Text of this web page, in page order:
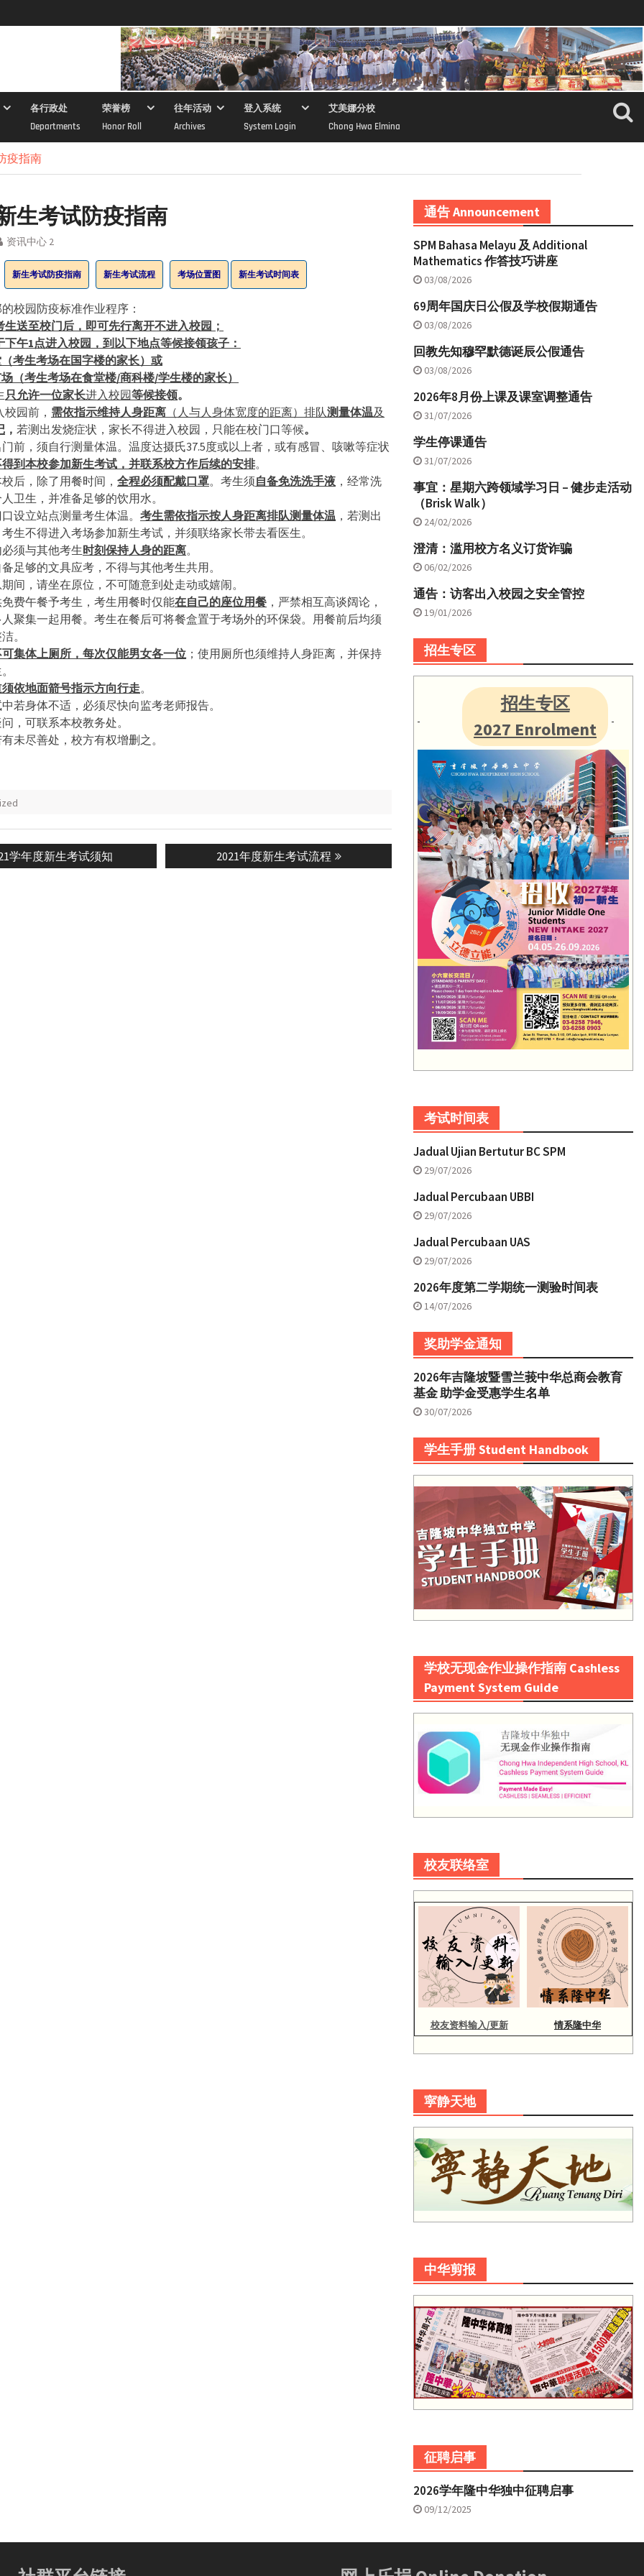
各行政处
Departments
荣誉榜
Honor Roll
往年活动
Archives
登入系统
System Login
艾美娜分校
Chong Hwa Elmina
疫指南
生考试防疫指南
资讯中心 2
新生考试防疫指南 新生考试流程 考场位置图 新生考试时间表
校园防疫标准作业程序：
生送至校门后，即可先行离开不进入校园；
下午1点进入校园，到以下地点等候接领孩子：
考生考场在国字楼的家长）或
（考生考场在食堂楼/商科楼/学生楼的家长）
只允许一位家长进入校园等候接领。
园前， 需依指示维持人身距离 （人与人身体宽度的距离）排队测量体温及
， 若测出发烧症状，家长不得进入校园，只能在校门口等候。
前，须自行测量体温。温度达摄氏37.5度或以上者，或有感冒、咳嗽等症状
到本校参加新生考试，并联系校方作后续的安排。
后，除了用餐时间， 全程必须配戴口罩。考生须自备免洗洗手液 ，经常洗
卫生，并准备足够的饮用水。
设立站点测量考生体温。 考生需依指示按人身距离排队测量体温 ，若测出
生不得进入考场参加新生考试，并须联络家长带去看医生。
须与其他考生时刻保持人身的距离。
足够的文具应考，不得与其他考生共用。
间，请坐在原位，不可随意到处走动或嬉闹。
费午餐予考生，考生用餐时仅能在自己的座位用餐 ，严禁相互高谈阔论，
聚集一起用餐。考生在餐后可将餐盒置于考场外的环保袋。用餐前后均须
。
集体上厕所，每次仅能男女各一位 ；使用厕所也须维持人身距离，并保持
依地面箭号指示方向行走。
若身体不适，必须尽快向监考老师报告。
，可联系本校教务处。
未尽善处，校方有权增删之。
学年度新生考试须知
Next
post:
2021年度新生考试流程
通告 Announcement
SPM Bahasa Melayu 及 Additional
Mathematics 作答技巧讲座
03/08/2026
69周年国庆日公假及学校假期通告
03/08/2026
回教先知穆罕默德诞辰公假通告
03/08/2026
2026年8月份上课及课室调整通告
31/07/2026
学生停课通告
31/07/2026
事宜：星期六跨领域学习日 – 健步走活动
（Brisk Walk）
24/02/2026
澄清：滥用校方名义订货诈骗
06/02/2026
通告：访客出入校园之安全管控
19/01/2026
招生专区
招生专区
2027 Enrolment
考试时间表
Jadual Ujian Bertutur BC SPM
29/07/2026
Jadual Percubaan UBBI
29/07/2026
Jadual Percubaan UAS
29/07/2026
2026年度第二学期统一测验时间表
14/07/2026
奖助学金通知
2026年吉隆坡暨雪兰莪中华总商会教育
基金 助学金受惠学生名单
30/07/2026
学生手册 Student Handbook
学校无现金作业操作指南 Cashless
Payment System Guide
校友联络室
校友资料输入/更新 情系隆中华
寜静天地
中华剪报
征聘启事
2026学年隆中华独中征聘启事
09/12/2025